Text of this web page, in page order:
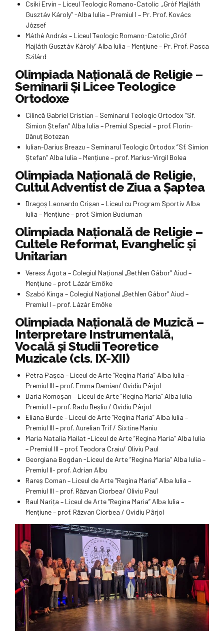
Csiki Ervin – Liceul Teologic Romano-Catolic „Gróf Majláth
Gusztáv Károly” -Alba Iulia – Premiul I – Pr. Prof. Kovács
József
Máthé András – Liceul Teologic Romano-Catolic „Gróf
Majláth Gusztáv Károly” Alba Iulia – Mențiune – Pr. Prof. Pasca
Szilárd
Olimpiada Naţională de Religie –
Seminarii Şi Licee Teologice
Ortodoxe
Cilincă Gabriel Cristian – Seminarul Teologic Ortodox ”Sf.
Simion Ștefan” Alba Iulia – Premiul Special – prof. Florin-
Dănuț Botezan
Iulian-Darius Breazu – Seminarul Teologic Ortodox ”Sf. Simion
Ștefan” Alba Iulia – Mențiune – prof. Marius-Virgil Bolea
Olimpiada Națională de Religie,
Cultul Adventist de Ziua a Șaptea
Dragoș Leonardo Crișan – Liceul cu Program Sportiv Alba
Iulia – Mențiune – prof. Simion Buciuman
Olimpiada Națională de Religie –
Cultele Reformat, Evanghelic și
Unitarian
Veress Ágota – Colegiul Național „Bethlen Gábor” Aiud –
Mențiune – prof. Lázár Emőke
Szabó Kinga – Colegiul Național „Bethlen Gábor” Aiud –
Premiul I – prof. Lázár Emőke
Olimpiada Națională de Muzică –
Interpretare Instrumentală,
Vocală și Studii Teoretice
Muzicale (cls. IX-XII)
Petra Paşca – Liceul de Arte ”Regina Maria” Alba Iulia –
Premiul III – prof. Emma Damian/ Ovidiu Pârjol
Daria Romoșan – Liceul de Arte ”Regina Maria” Alba Iulia –
Premiul I – prof. Radu Beșliu / Ovidiu Pârjol
Eliana Burde – Liceul de Arte ”Regina Maria” Alba Iulia –
Premiul III – prof. Aurelian Trif / Sixtine Maniu
Maria Natalia Mailat -Liceul de Arte ”Regina Maria” Alba Iulia
– Premiul III – prof. Teodora Craiu/ Oliviu Paul
Georgiana Bogdan -Liceul de Arte ”Regina Maria” Alba Iulia –
Premiul II- prof. Adrian Albu
Rareș Coman – Liceul de Arte ”Regina Maria” Alba Iulia –
Premiul III – prof. Răzvan Ciorbea/ Oliviu Paul
Raul Narița – Liceul de Arte ”Regina Maria” Alba Iulia –
Mențiune – prof. Răzvan Ciorbea / Ovidiu Pârjol